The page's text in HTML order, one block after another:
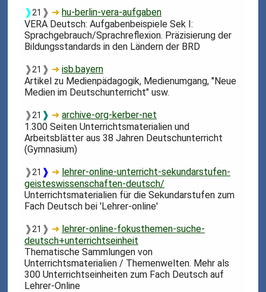
❱21 ❱ ➜hu-berlin-vera-aufgaben
VERA Deutsch: Aufgabenbeispiele Sek I:
Sprachgebrauch/Sprachreflexion. Präzisierung der
Bildungsstandards in den Ländern der BRD
❱21 ❱ ➜isb.bayern
Artikel zu Medienpädagogik, Medienumgang, "Neue
Medien im Deutschunterricht" usw.
❱21 ❱ ➜archive-org-kerber-net
1.300 Seiten Unterrichtsmaterialien und
Arbeitsblätter aus 38 Jahren Deutschunterricht
(Gymnasium)
❱21 ❱ ➜ lehrer-online-unterricht-sekundarstufen-
geisteswissenschaften-deutsch/
Unterrichtsmaterialien für die Sekundarstufen zum
Fach Deutsch bei 'Lehrer-online'
❱21 ❱ ➜ lehrer-online-fokusthemen-suche-
deutsch+unterrichtseinheit
Thematische Sammlungen von
Unterrichtsmaterialien / Themenwelten. Mehr als
300 Unterrichtseinheiten zum Fach Deutsch auf
Lehrer-Online